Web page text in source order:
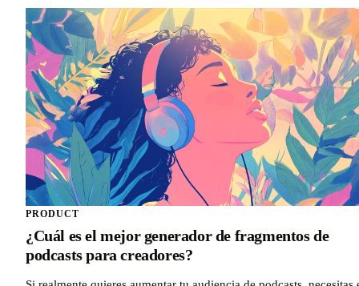
03 Precios
04 Acerca de nosotros
PRODUCT
¿Cuál es el mejor generador de fragmentos de
podcasts para creadores?